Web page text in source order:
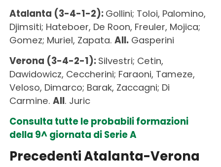
Atalanta (3-4-1-2): Gollini; Toloi, Palomino,
Djimsiti; Hateboer, De Roon, Freuler, Mojica;
Gomez; Muriel, Zapata. All. Gasperini
Verona (3-4-2-1): Silvestri; Cetin,
Dawidowicz, Ceccherini; Faraoni, Tameze,
Veloso, Dimarco; Barak, Zaccagni; Di
Carmine. All. Juric
Consulta tutte le probabili formazioni
della 9^ giornata di Serie A
Precedenti Atalanta-Verona